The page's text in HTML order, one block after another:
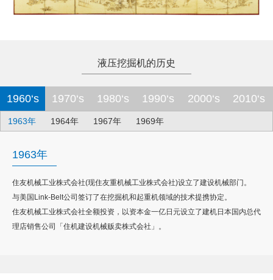
液压挖掘机的历史
1960‘s 1970‘s 1980‘s 1990‘s 2000‘s 2010‘s
1963年 1964年 1967年 1969年
1963年
住友机械工业株式会社(现住友重机械工业株式会社)设立了建设机械部门。
与美国Link-Belt公司签订了在挖掘机和起重机领域的技术提携协定。
住友机械工业株式会社全额投资，以资本金一亿日元设立了建机日本国内总代
理店销售公司「住机建设机械贩卖株式会社」。